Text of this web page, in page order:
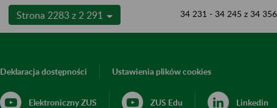
Strona 2283 z 2 291 34 231 - 34 245 z 34 356.
Deklaracja dostępności Ustawienia plików cookies
Elektroniczny ZUS ZUS Edu Linkedin